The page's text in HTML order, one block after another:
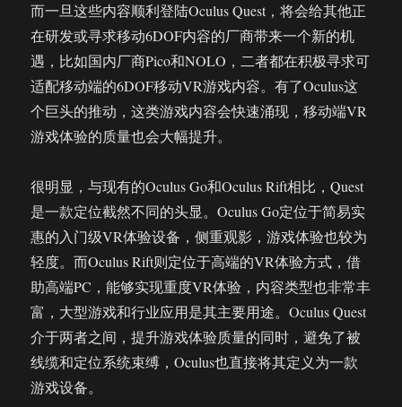
而一旦这些内容顺利登陆Oculus Quest，将会给其他正
在研发或寻求移动6DOF内容的厂商带来一个新的机
遇，比如国内厂商Pico和NOLO，二者都在积极寻求可
适配移动端的6DOF移动VR游戏内容。有了Oculus这
个巨头的推动，这类游戏内容会快速涌现，移动端VR
游戏体验的质量也会大幅提升。
很明显，与现有的Oculus Go和Oculus Rift相比，Quest
是一款定位截然不同的头显。Oculus Go定位于简易实
惠的入门级VR体验设备，侧重观影，游戏体验也较为
轻度。而Oculus Rift则定位于高端的VR体验方式，借
助高端PC，能够实现重度VR体验，内容类型也非常丰
富，大型游戏和行业应用是其主要用途。Oculus Quest
介于两者之间，提升游戏体验质量的同时，避免了被
线缆和定位系统束缚，Oculus也直接将其定义为一款
游戏设备。